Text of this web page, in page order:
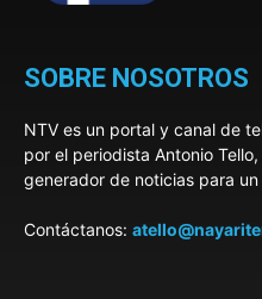
SOBRE NOSOTROS
NTV es un portal y canal de
por el periodista Antonio
generador de noticias para
Contáctanos: